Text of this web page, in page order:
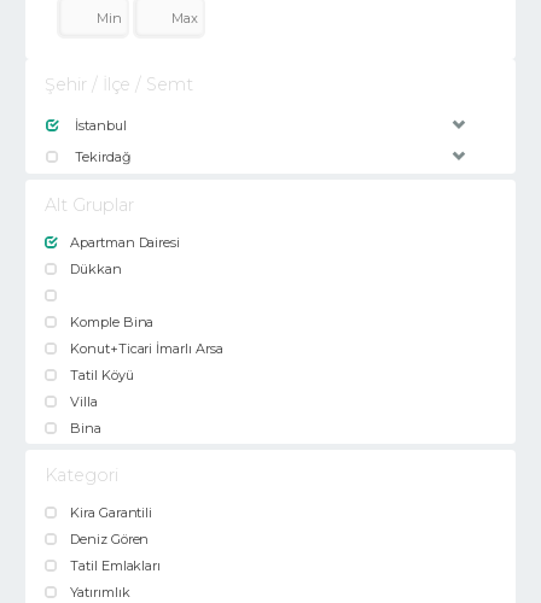
Şehir / İlçe / Semt
İstanbul
Tekirdağ
Alt Gruplar
Apartman Dairesi
Dükkan
Komple Bina
Konut+Ticari İmarlı Arsa
Tatil Köyü
Villa
Bina
Kategori
Kira Garantili
Deniz Gören
Tatil Emlakları
Yatırımlık